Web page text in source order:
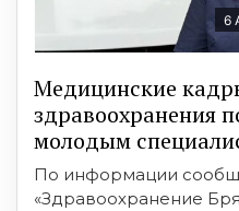
6
Медицинские
здравоохранения
молодым
По информации
«Здравоохранение